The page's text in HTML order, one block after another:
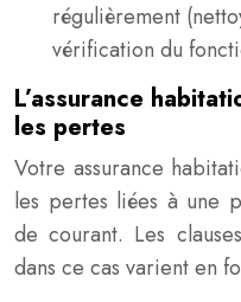
régulièrement
vérification du
L’assurance
les pertes
Votre assurance
les pertes liées à une
de courant. Les
dans ce cas varient en